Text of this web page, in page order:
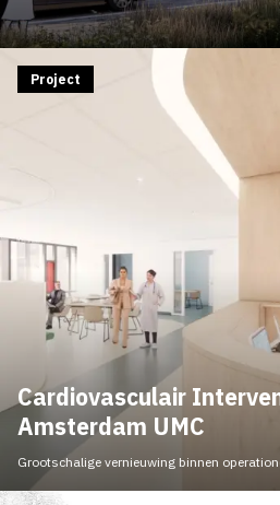
Cardiovasculair
Amsterdam UMC
Project
Grootschalige vernieuwing binnen